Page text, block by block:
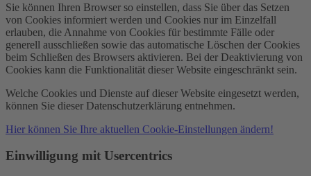
Sie können Ihren Browser so einstellen, dass Sie über das Setzen
von Cookies informiert werden und Cookies nur im Einzelfall
erlauben, die Annahme von Cookies für bestimmte Fälle oder
generell ausschließen sowie das automatische Löschen der Cookies
beim Schließen des Browsers aktivieren. Bei der Deaktivierung von
Cookies kann die Funktionalität dieser Website eingeschränkt sein.
Welche Cookies und Dienste auf dieser Website eingesetzt werden,
können Sie dieser Datenschutzerklärung entnehmen.
Hier können Sie Ihre aktuellen Cookie-Einstellungen ändern!
Einwilligung mit Usercentrics